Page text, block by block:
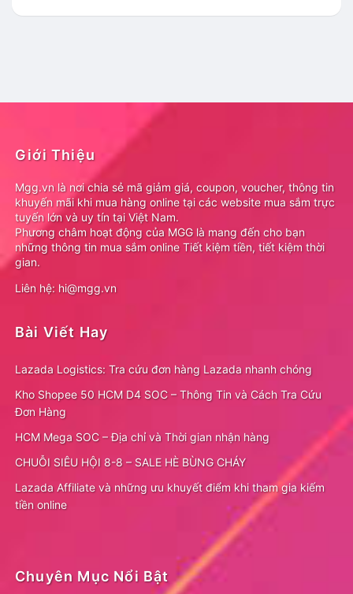
Giới Thiệu
Mgg.vn là nơi chia sẻ mã giảm giá, coupon, voucher, thông tin
khuyến mãi khi mua hàng online tại các website mua sắm trực
tuyến lớn và uy tín tại Việt Nam.
Phương châm hoạt động của MGG là mang đến cho bạn
những thông tin mua sắm online Tiết kiệm tiền, tiết kiệm thời
gian.
Liên hệ: hi@mgg.vn
Bài Viết Hay
Lazada Logistics: Tra cứu đơn hàng Lazada nhanh chóng
Kho Shopee 50 HCM D4 SOC – Thông Tin và Cách Tra Cứu
Đơn Hàng
HCM Mega SOC – Địa chỉ và Thời gian nhận hàng
CHUỖI SIÊU HỘI 8-8 – SALE HÈ BÙNG CHÁY
Lazada Affiliate và những ưu khuyết điểm khi tham gia kiếm
tiền online
Chuyên Mục Nổi Bật